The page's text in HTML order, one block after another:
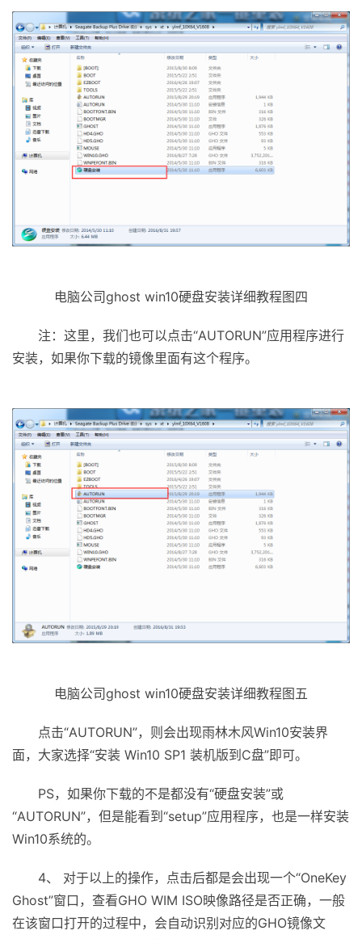
电脑公司ghost win10硬盘安装详细教程图四
注：这里，我们也可以点击“AUTORUN”应用程序进行
安装，如果你下载的镜像里面有这个程序。
电脑公司ghost win10硬盘安装详细教程图五
点击“AUTORUN”，则会出现雨林木风Win10安装界
面，大家选择“安装 Win10 SP1 装机版到C盘”即可。
PS，如果你下载的不是都没有“硬盘安装”或
“AUTORUN”，但是能看到“setup”应用程序，也是一样安装
Win10系统的。
4、 对于以上的操作，点击后都是会出现一个“OneKey
Ghost”窗口，查看GHO WIM ISO映像路径是否正确，一般
在该窗口打开的过程中，会自动识别对应的GHO镜像文